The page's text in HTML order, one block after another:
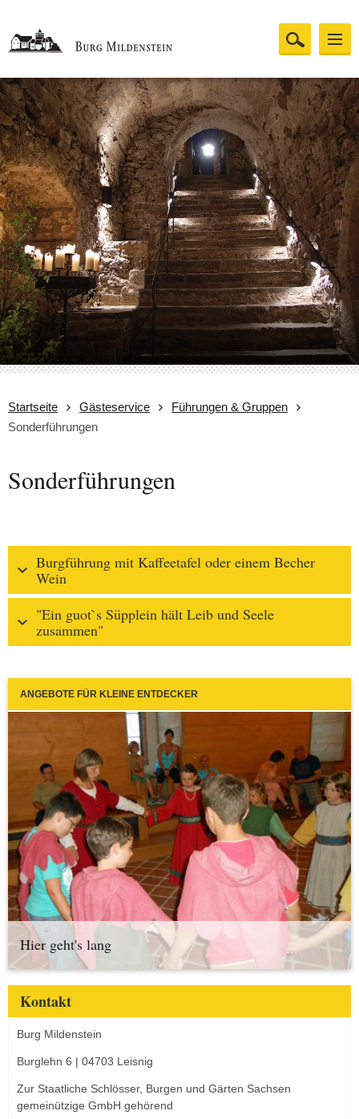
Startseite Gästeservice
Führungen & Gruppen
Sonderführungen
Sonderführungen
Burgführung mit Kaffeetafel oder einem Becher
Wein
"Ein guot`s Süpplein hält Leib und Seele
zusammen"
ANGEBOTE FÜR KLEINE ENTDECKER
Hier geht's lang
Kontakt
Burg Mildenstein
Burglehn 6 | 04703 Leisnig
Zur Staatliche Schlösser, Burgen und Gärten Sachsen
gemeinützige GmbH gehörend